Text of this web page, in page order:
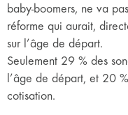
baby-boomers, ne va
réforme qui aurait,
sur l’âge de départ.
Seulement 29 % des
l’âge de départ, et 20
cotisation.